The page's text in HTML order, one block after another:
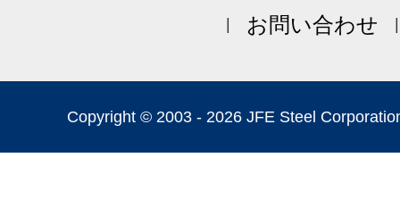
お問い合わせ
Copyright © 2003 - 2026 JFE Steel